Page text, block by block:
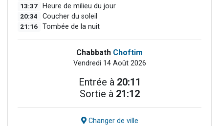
13:37 Heure de milieu du jour
20:34 Coucher du soleil
21:16 Tombée de la nuit
Chabbath Choftim
Vendredi 14 Août 2026
Entrée à 20:11
Sortie à 21:12
Changer de ville